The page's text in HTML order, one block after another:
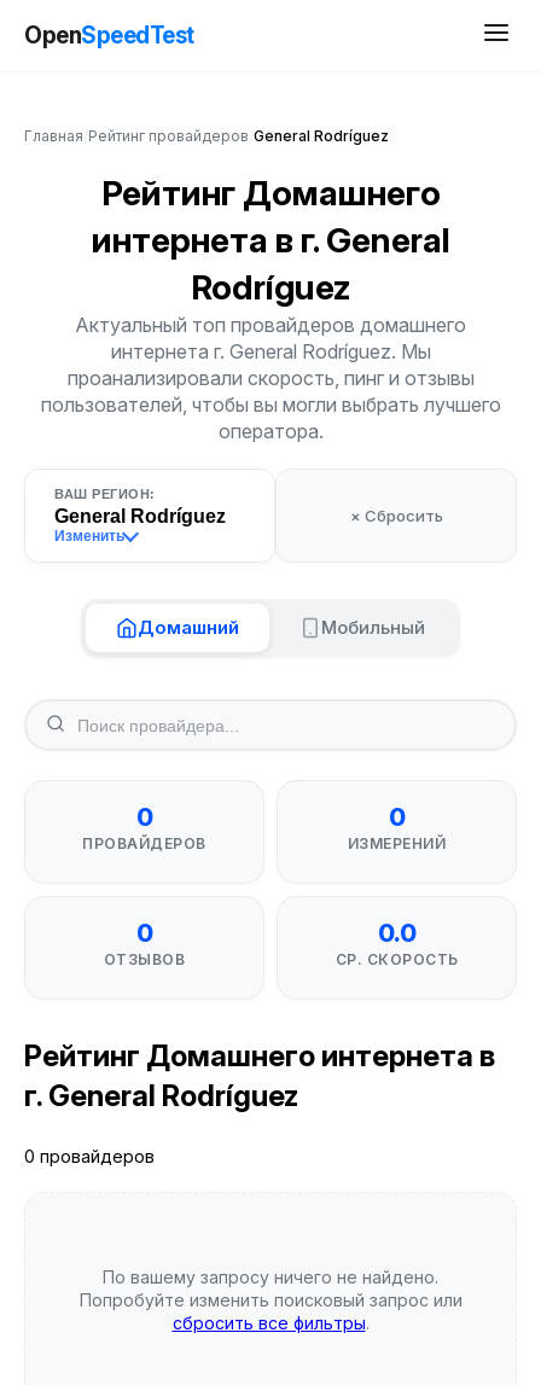
OpenSpeedTest
Главная Рейтинг провайдеров General Rodríguez
Рейтинг Домашнего
интернета в г. General
Rodríguez
Актуальный топ провайдеров домашнего
интернета г. General Rodríguez. Мы
проанализировали скорость, пинг и отзывы
пользователей, чтобы вы могли выбрать лучшего
оператора.
ВАШ РЕГИОН:
General Rodríguez
Изменить
× Сбросить
Домашний Мобильный
0
ПРОВАЙДЕРОВ
0
ИЗМЕРЕНИЙ
0
ОТЗЫВОВ
0.0
СР. СКОРОСТЬ
Рейтинг Домашнего интернета в
г. General Rodríguez
0 провайдеров
По вашему запросу ничего не найдено.
Попробуйте изменить поисковый запрос или
сбросить все фильтры.